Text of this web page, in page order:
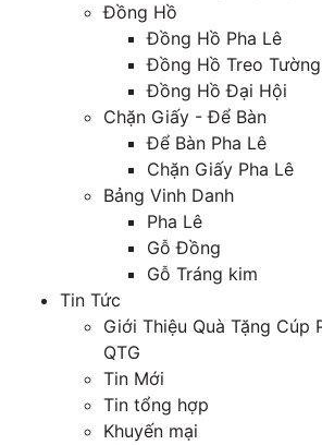
Đồng Hồ
Đồng Hồ Pha Lê
Đồng Hồ Treo Tường
Đồng Hồ Đại Hội
Chặn Giấy - Để Bàn
Để Bàn Pha Lê
Chặn Giấy Pha Lê
Bảng Vinh Danh
Pha Lê
Gỗ Đồng
Gỗ Tráng kim
Tin Tức
Giới Thiệu Quà Tặng Cúp
QTG
Tin Mới
Tin tổng hợp
Khuyến mại